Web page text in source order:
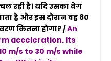
रही है। यदि उसका वेग
है और इस दौरान वह 80
कितना होगा? /An
acceleration. Its
m/s to 30 m/s while